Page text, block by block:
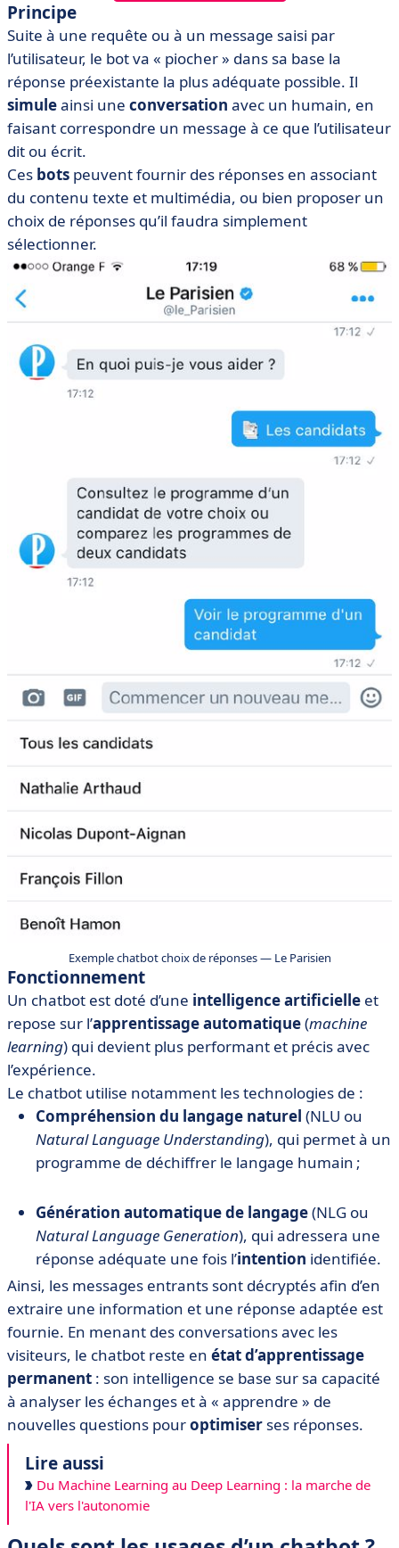
Principe
Suite à une requête ou à un message saisi par
l’utilisateur, le bot va « piocher » dans sa base la
réponse préexistante la plus adéquate possible. Il
simuleainsi une conversation avec un humain, en
faisant correspondre un message à ce que l’utilisateur
dit ou écrit.
Ces bots peuvent fournir des réponses en associant
du contenu texte et multimédia, ou bien proposer un
choix de réponses qu’il faudra simplement
sélectionner.
Exemple chatbot choix de réponses — Le Parisien
Fonctionnement
Un chatbot est doté d’une intelligence artificielle et
repose sur l’apprentissage automatique(machine
learning) qui devient plus performant et précis avec
l’expérience.
Le chatbot utilise notamment les technologies de :
Compréhension du langage naturel (NLU ou
Natural Language Understanding), qui permet à un
programme de déchiffrer le langage humain ;
Génération automatique de langage(NLG ou
Natural Language Generation), qui adressera une
réponse adéquate une fois l’intention identifiée.
Ainsi, les messages entrants sont décryptés afin d’en
extraire une information et une réponse adaptée est
fournie. En menant des conversations avec les
visiteurs, le chatbot reste en état d’apprentissage
permanent : son intelligence se base sur sa capacité
à analyser les échanges et à « apprendre » de
nouvelles questions pouroptimiser ses réponses.
Lire aussi
Du Machine Learning au Deep Learning : la marche de
l'IA vers l'autonomie